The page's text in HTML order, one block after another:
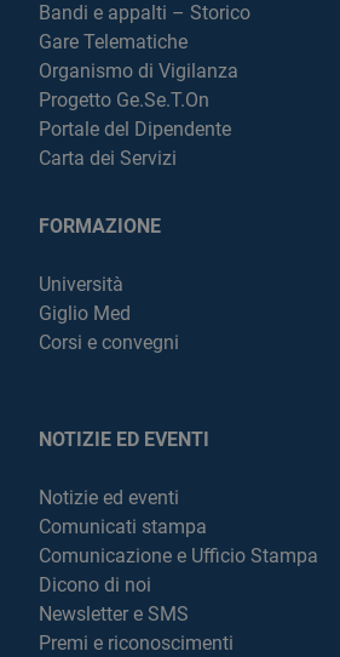
Bandi e appalti – Storico
Gare Telematiche
Organismo di Vigilanza
Progetto Ge.Se.T.On
Portale del Dipendente
Carta dei Servizi
FORMAZIONE
Università
Giglio Med
Corsi e convegni
NOTIZIE ED EVENTI
Notizie ed eventi
Comunicati stampa
Comunicazione e Ufficio Stampa
Dicono di noi
Newsletter e SMS
Premi e riconoscimenti